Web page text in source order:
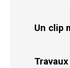
Un clip